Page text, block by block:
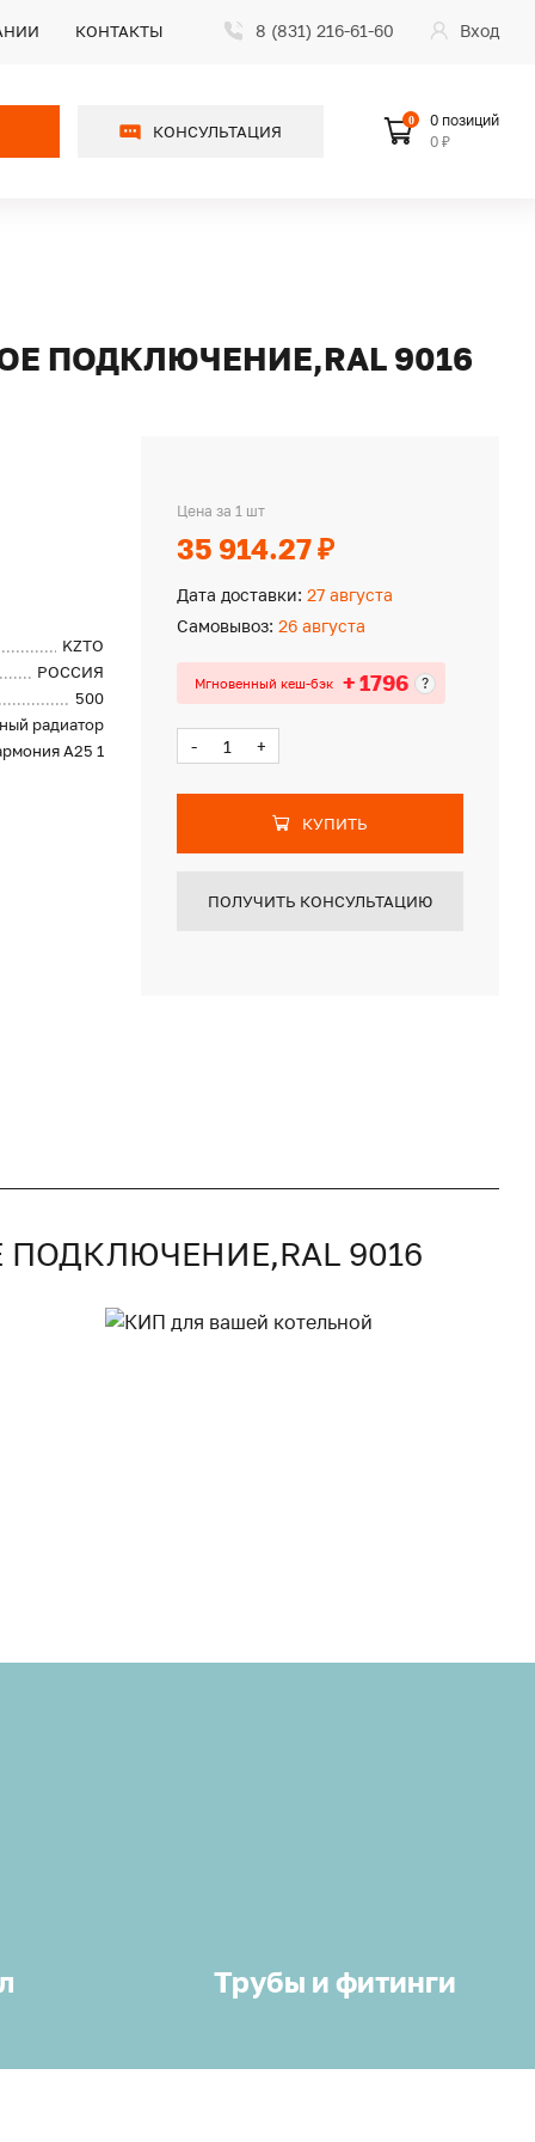
КОНТАКТЫ 8 (831) 216-61-60 Вход
КОНСУЛЬТАЦИЯ
0
0 позиций
0 ₽
ПОДКЛЮЧЕНИЕ,RAL 9016
KZTO
РОССИЯ
500
радиатор
А25 1
Цена за 1 шт
35 914.27 ₽
Дата доставки: 27 августа
Самовывоз: 26 августа
Мгновенный кеш-бэк + 1796 ?
- +
КУПИТЬ
ПОЛУЧИТЬ КОНСУЛЬТАЦИЮ
ПОДКЛЮЧЕНИЕ,RAL 9016
Трубы и фитинги